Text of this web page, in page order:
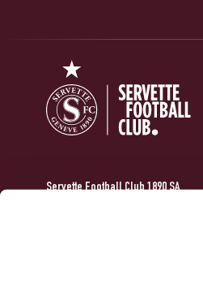
Servette Football Club 1890 SA